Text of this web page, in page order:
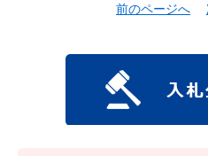
前のページへ